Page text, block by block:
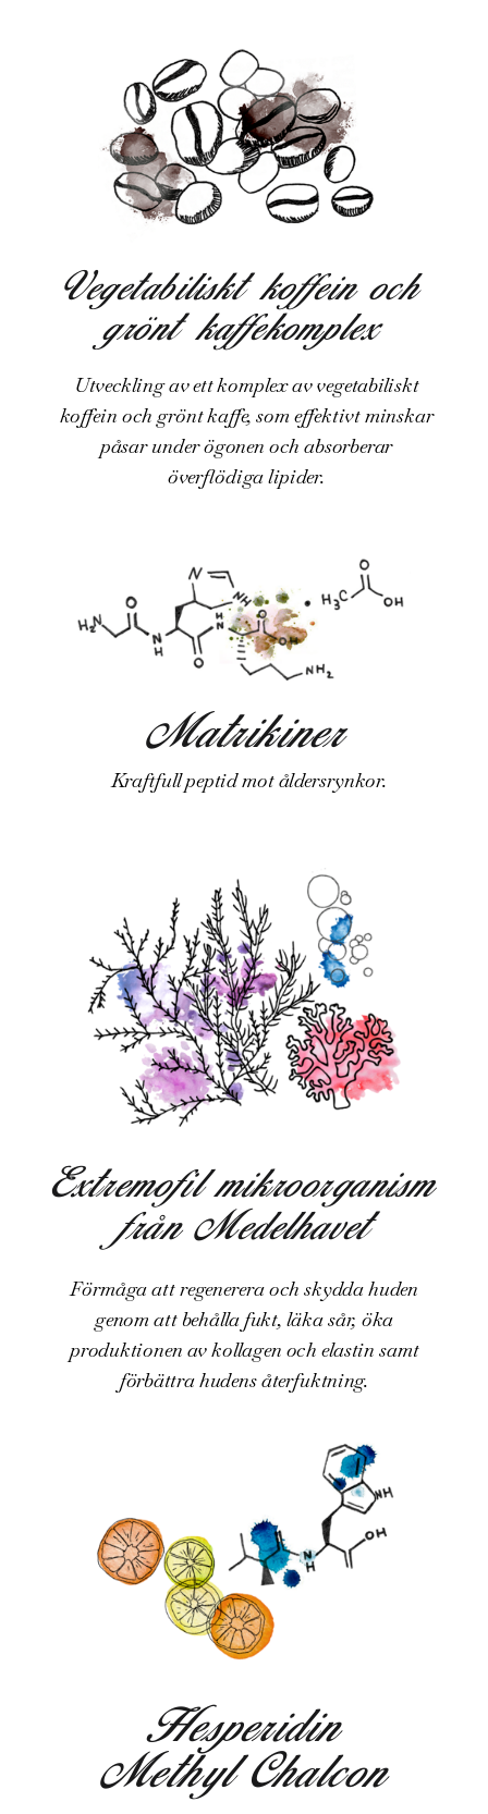
Vegetabiliskt koffein och
grönt kaffekomplex
Utveckling av ett komplex av vegetabiliskt
koffein och grönt kaffe, som effektivt minskar
påsar under ögonen och absorberar
överflödiga lipider.
Matrikiner
Kraftfull peptid mot åldersrynkor.
Extremofil mikroorganism
från Medelhavet
Förmåga att regenerera och skydda huden
genom att behålla fukt, läka sår, öka
produktionen av kollagen och elastin samt
förbättra hudens återfuktning.
Hesperidin
Methyl Chalcon